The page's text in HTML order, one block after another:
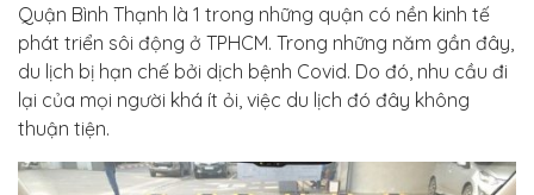
Quận Bình Thạnh là 1 trong những quận có nền kinh tế
phát triển sôi động ở TPHCM. Trong những năm gần đây,
du lịch bị hạn chế bởi dịch bệnh Covid. Do đó, nhu cầu đi
lại của mọi người khá ít ỏi, việc du lịch đó đây không
thuận tiện.